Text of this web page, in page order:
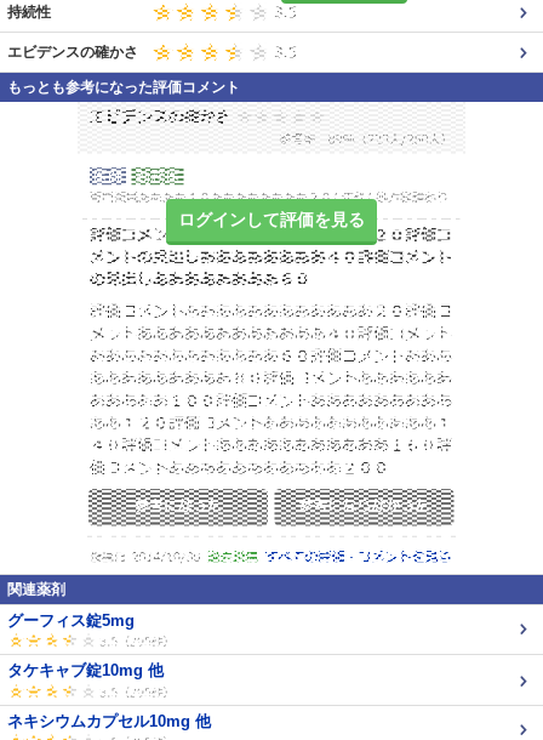
持続性
エビデンスの確かさ
もっとも参考になった評価コメント
ログインして評価を見る
関連薬剤
グーフィス錠5mg
タケキャブ錠10mg 他
ネキシウムカプセル10mg 他